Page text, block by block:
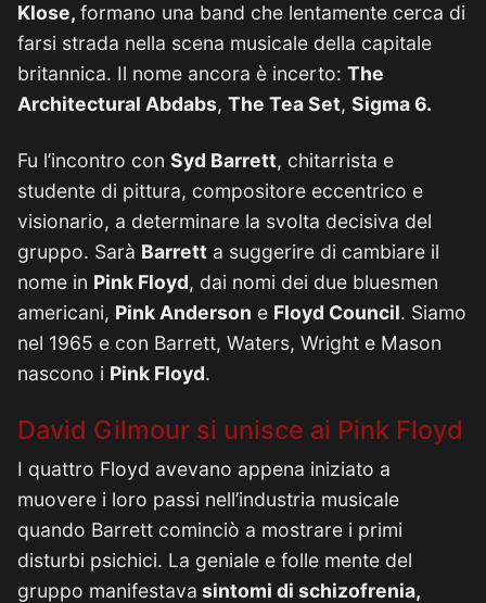
Klose, formano una band che lentamente cerca di
farsi strada nella scena musicale della capitale
britannica. Il nome ancora è incerto: The
Architectural Abdabs, The Tea Set, Sigma 6.
Fu l’incontro con Syd Barrett, chitarrista e
studente di pittura, compositore eccentrico e
visionario, a determinare la svolta decisiva del
gruppo. Sarà Barrett a suggerire di cambiare il
nome in Pink Floyd, dai nomi dei due bluesmen
americani, Pink Anderson e Floyd Council. Siamo
nel 1965 e con Barrett, Waters, Wright e Mason
nascono i Pink Floyd.
David Gilmour si unisce ai Pink Floyd
I quattro Floyd avevano appena iniziato a
muovere i loro passi nell’industria musicale
quando Barrett cominciò a mostrare i primi
disturbi psichici. La geniale e folle mente del
gruppo manifestava sintomi di schizofrenia,